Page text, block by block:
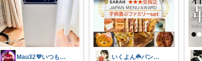
Mau32💜いつも有難うございます😊 いくよん☘️パンのある暮らし✨